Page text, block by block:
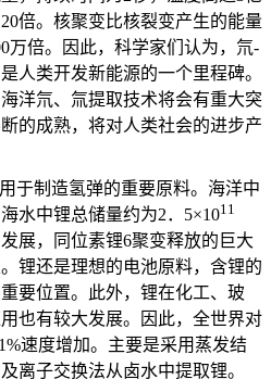
20倍。核聚变比核裂变产生的能量
万倍。因此，科学家们认为，氘-
人类开发新能源的一个里程碑。
洋氘、氚提取技术将会有重大突
的成熟，将对人类社会的进步产
于制造氢弹的重要原料。海洋中
水中锂总储量约为2． 5×1011
展，同位素锂6聚变释放的巨大
锂还是理想的电池原料，含锂的
要位置。此外，锂在化工、玻
也有较大发展。因此，全世界对
速度增加。主要是采用蒸发结
离子交换法从卤水中提取锂。